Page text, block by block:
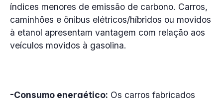
índices menores de emissão de carbono. Carros,
caminhões e ônibus elétricos/híbridos ou movidos
à etanol apresentam vantagem com relação aos
veículos movidos à gasolina.
-Consumo energético: Os carros fabricados